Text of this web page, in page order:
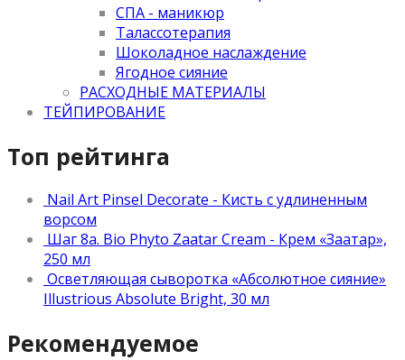
СПА - маникюр
Талассотерапия
Шоколадное наслаждение
Ягодное сияние
РАСХОДНЫЕ МАТЕРИАЛЫ
ТЕЙПИРОВАНИЕ
Топ рейтинга
Nail Art Pinsel Decorate - Кисть с удлиненным
ворсом
Шаг 8а. Bio Phyto Zaatar Cream - Крем «Заатар»,
250 мл
Осветляющая сыворотка «Абсолютное сияние»
Illustrious Absolute Bright, 30 мл
Рекомендуемое